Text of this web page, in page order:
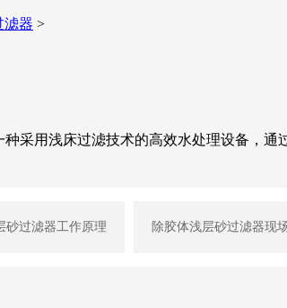
滤器 >
采用浅床过滤技术的高效水处理设备，
砂过滤器工作原理 除胶体浅层砂过滤器现